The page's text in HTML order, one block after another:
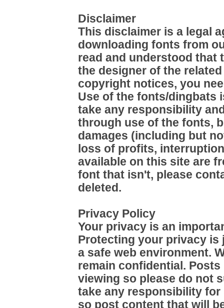
Disclaimer
This disclaimer is a legal
downloading fonts from
read and understood that
the designer of the
copyright notices, you
Use of the fonts/dingbats
take any responsibility
through use of the fonts,
damages (including but
loss of profits,
available on this site are
font that isn't, please
deleted.
Privacy Policy
Your privacy is an
Protecting your privacy
a safe web environment.
remain confidential.
viewing so please do not
take any responsibility
so post content that will